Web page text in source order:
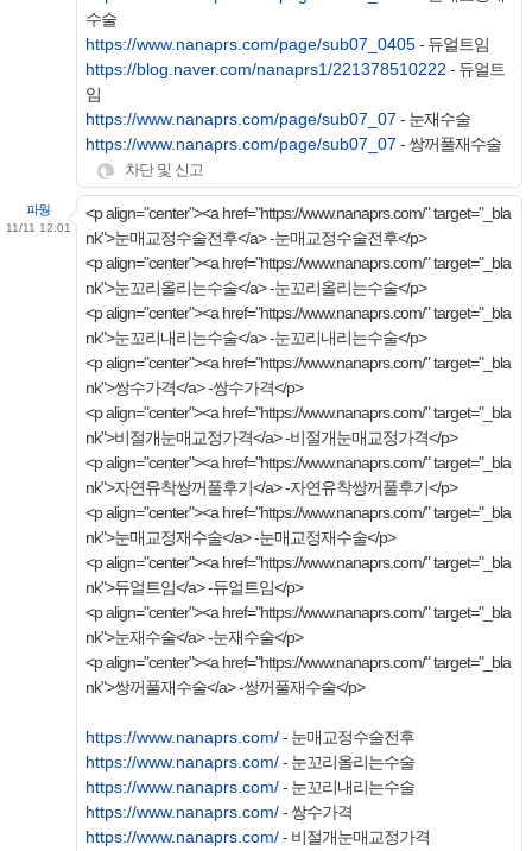
수술
https://www.nanaprs.com/page/sub07_0405- 듀얼트임
https://blog.naver.com/nanaprs1/221378510222 - 듀얼트
임
https://www.nanaprs.com/page/sub07_07 - 눈재수술
https://www.nanaprs.com/page/sub07_07 - 쌍꺼풀재수술
차단 및 신고
파웡
11/11 12:01
<p align="center"><a href="https://www.nanaprs.com/" target="_bla
nk">눈매교정수술전후</a> -눈매교정수술전후</p>
<p align="center"><a href="https://www.nanaprs.com/" target="_bla
nk">눈꼬리올리는수술</a> -눈꼬리올리는수술</p>
<p align="center"><a href="https://www.nanaprs.com/" target="_bla
nk">눈꼬리내리는수술</a> -눈꼬리내리는수술</p>
<p align="center"><a href="https://www.nanaprs.com/" target="_bla
nk">쌍수가격</a> -쌍수가격</p>
<p align="center"><a href="https://www.nanaprs.com/" target="_bla
nk">비절개눈매교정가격</a> -비절개눈매교정가격</p>
<p align="center"><a href="https://www.nanaprs.com/" target="_bla
nk">자연유착쌍꺼풀후기</a> -자연유착쌍꺼풀후기</p>
<p align="center"><a href="https://www.nanaprs.com/" target="_bla
nk">눈매교정재수술</a> -눈매교정재수술</p>
<p align="center"><a href="https://www.nanaprs.com/" target="_bla
nk">듀얼트임</a> -듀얼트임</p>
<p align="center"><a href="https://www.nanaprs.com/" target="_bla
nk">눈재수술</a> -눈재수술</p>
<p align="center"><a href="https://www.nanaprs.com/" target="_bla
nk">쌍꺼풀재수술</a> -쌍꺼풀재수술</p>
https://www.nanaprs.com/- 눈매교정수술전후
https://www.nanaprs.com/- 눈꼬리올리는수술
https://www.nanaprs.com/- 눈꼬리내리는수술
https://www.nanaprs.com/- 쌍수가격
https://www.nanaprs.com/- 비절개눈매교정가격